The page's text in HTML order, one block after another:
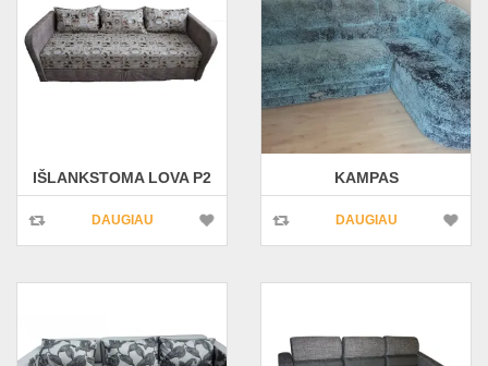
IŠLANKSTOMA LOVA P2
DAUGIAU
KAMPAS
DAUGIAU